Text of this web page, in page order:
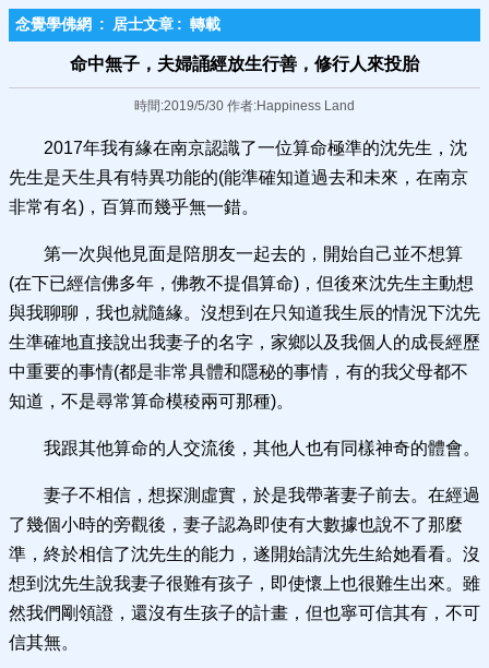
念覺學佛網 : 居士文章 : 轉載
命中無子，夫婦誦經放生行善，修行人來投胎
時間:2019/5/30 作者:Happiness Land
2017年我有緣在南京認識了一位算命極準的沈先生，沈
先生是天生具有特異功能的(能準確知道過去和未來，在南京
非常有名)，百算而幾乎無一錯。
第一次與他見面是陪朋友一起去的，開始自己並不想算
(在下已經信佛多年，佛教不提倡算命)，但後來沈先生主動想
與我聊聊，我也就隨緣。沒想到在只知道我生辰的情況下沈先
生準確地直接說出我妻子的名字，家鄉以及我個人的成長經歷
中重要的事情(都是非常具體和隱秘的事情，有的我父母都不
知道，不是尋常算命模稜兩可那種)。
我跟其他算命的人交流後，其他人也有同樣神奇的體會。
妻子不相信，想探測虛實，於是我帶著妻子前去。在經過
了幾個小時的旁觀後，妻子認為即使有大數據也說不了那麼
準，終於相信了沈先生的能力，遂開始請沈先生給她看看。沒
想到沈先生說我妻子很難有孩子，即使懷上也很難生出來。雖
然我們剛領證，還沒有生孩子的計畫，但也寧可信其有，不可
信其無。